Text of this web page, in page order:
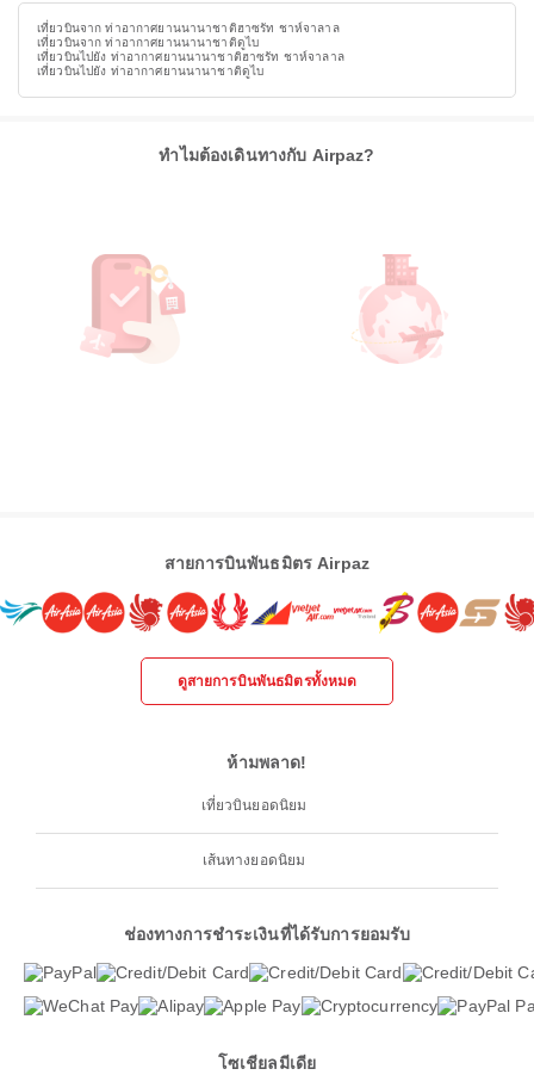
เที่ยวบินจาก ท่าอากาศยานนานาชาติฮาซรัท ชาห์จาลาล
เที่ยวบินจาก ท่าอากาศยานนานาชาติดูไบ
เที่ยวบินไปยัง ท่าอากาศยานนานาชาติฮาซรัท ชาห์จาลาล
เที่ยวบินไปยัง ท่าอากาศยานนานาชาติดูไบ
ทำไมต้องเดินทางกับ Airpaz?
สายการบินพันธมิตร Airpaz
ดูสายการบินพันธมิตรทั้งหมด
ห้ามพลาด!
เที่ยวบินยอดนิยม
เส้นทางยอดนิยม
ช่องทางการชำระเงินที่ได้รับการยอมรับ
โซเชียลมีเดีย